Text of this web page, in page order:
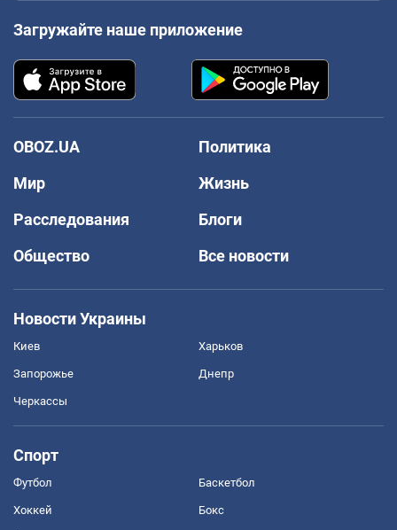
Загружайте наше приложение
OBOZ.UA
Политика
Мир
Жизнь
Расследования
Блоги
Общество
Все новости
Новости Украины
Киев Харьков
Запорожье Днепр
Черкассы
Спорт
Футбол Баскетбол
Хоккей Бокс